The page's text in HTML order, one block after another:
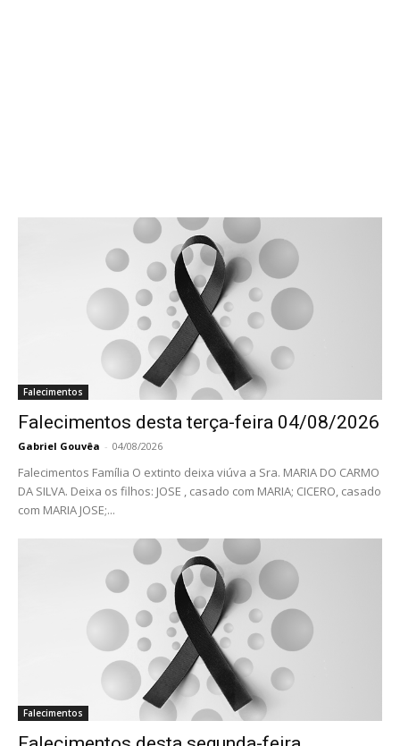
Falecimentos
Falecimentos desta terça-feira 04/08/2026
Gabriel Gouvêa - 04/08/2026
Falecimentos Família O extinto deixa viúva a Sra. MARIA DO CARMO
DA SILVA. Deixa os filhos: JOSE , casado com MARIA; CICERO, casado
com MARIA JOSE;...
Falecimentos